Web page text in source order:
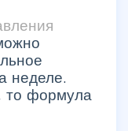
неделе.
то формула